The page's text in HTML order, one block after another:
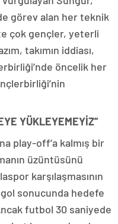
görev alan her teknik
çok gençler, yeterli
takımın iddiası,
öncelik her
YÜKLEYEMEYİZ”
play-off’a kalmış bir
üzüntüsünü
karşılaşmasının
sonucunda hedefe
futbol 30 saniyede